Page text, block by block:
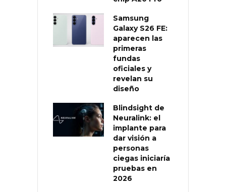
Samsung
Galaxy S26 FE:
aparecen las
primeras
fundas
oficiales y
revelan su
diseño
Blindsight de
Neuralink: el
implante para
dar visión a
personas
ciegas iniciaría
pruebas en
2026